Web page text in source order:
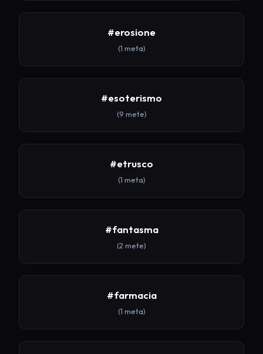
#erosione
(1 meta)
#esoterismo
(9 mete)
#etrusco
(1 meta)
#fantasma
(2 mete)
#farmacia
(1 meta)